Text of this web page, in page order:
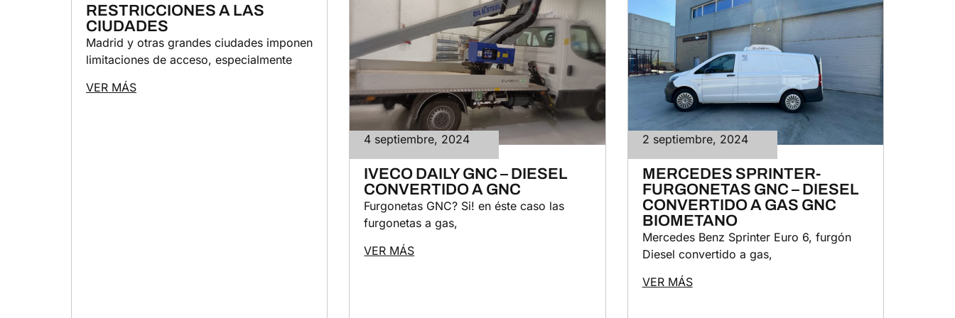
RESTRICCIONES A LAS
CIUDADES
Madrid y otras grandes ciudades imponen
limitaciones de acceso, especialmente
VER MÁS
4 septiembre, 2024
IVECO DAILY GNC – DIESEL
CONVERTIDO A GNC
Furgonetas GNC? Si! en éste caso las
furgonetas a gas,
VER MÁS
2 septiembre, 2024
MERCEDES SPRINTER-
FURGONETAS GNC – DIESEL
CONVERTIDO A GAS GNC
BIOMETANO
Mercedes Benz Sprinter Euro 6, furgón
Diesel convertido a gas,
VER MÁS